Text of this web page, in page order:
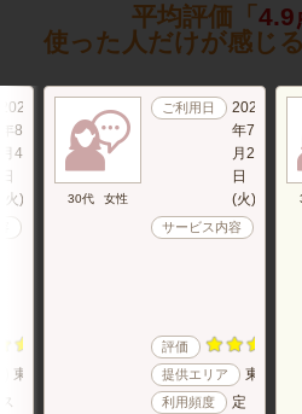
平均評価「4.9
使った人だけが感じ
2026
年8
月4
日
(火)
東京都町田市
ス
30代 女性
ご利用日
2026
年7
月28
日
(火)
サービス内容
評価
提供エリア
東京都文
利用頻度
定